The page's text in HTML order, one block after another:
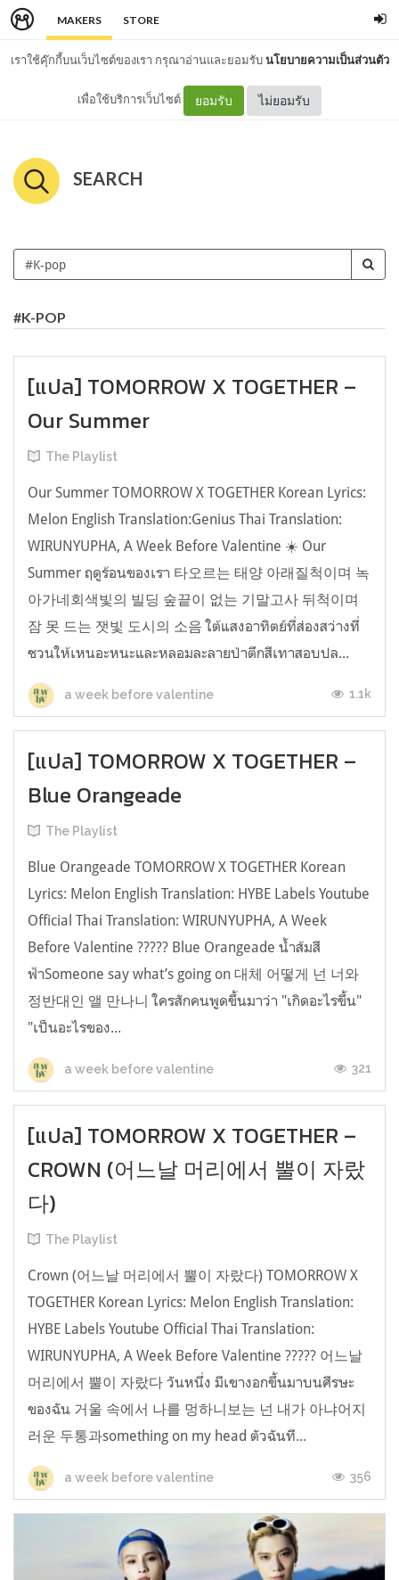
MAKERS STORE
เราใช้คุ๊กกี้บนเว็บไซต์ของเรา กรุณาอ่านและยอมรับนโยบายความเป็นส่วนตัว
เพื่อใช้บริการเว็บไซต์ ยอมรับ ไม่ยอมรับ
SEARCH
#K-POP
[แปล] TOMORROW X TOGETHER –
Our Summer
The Playlist
Our Summer TOMORROW X TOGETHER Korean Lyrics:
Melon English Translation:Genius Thai Translation:
WIRUNYUPHA, A Week Before Valentine ☀️ Our
Summer ฤดูร้อนของเรา 타오르는 태양 아래질척이며 녹
아가네회색빛의 빌딩 숲끝이 없는 기말고사 뒤척이며
잠 못 드는 잿빛 도시의 소음 ใต้แสงอาทิตย์ที่ส่องสว่างที่
ชวนให้เหนอะหนะและหลอมละลายป่าตึกสีเทาสอบปล...
a week before valentine 1.1k
[แปล] TOMORROW X TOGETHER –
Blue Orangeade
The Playlist
Blue Orangeade TOMORROW X TOGETHER Korean
Lyrics: Melon English Translation: HYBE Labels Youtube
Official Thai Translation: WIRUNYUPHA, A Week
Before Valentine ????? Blue Orangeade น้ำส้มสี
ฟ้าSomeone say what’s going on 대체 어떻게 넌 너와
정반대인 앨 만나니 ใครสักคนพูดขึ้นมาว่า "เกิดอะไรขึ้น"
"เป็นอะไรของ...
a week before valentine 321
[แปล] TOMORROW X TOGETHER –
CROWN (어느날 머리에서 뿔이 자랐
다)
The Playlist
Crown (어느날 머리에서 뿔이 자랐다) TOMORROW X
TOGETHER Korean Lyrics: Melon English Translation:
HYBE Labels Youtube Official Thai Translation:
WIRUNYUPHA, A Week Before Valentine ????? 어느날
머리에서 뿔이 자랐다 วันหนึ่ง มีเขางอกขึ้นมาบนศีรษะ
ของฉัน 거울 속에서 나를 멍하니보는 넌 내가 아냐어지
러운 두통과something on my head ตัว​ฉันที...
a week before valentine 356